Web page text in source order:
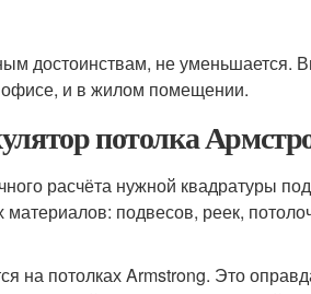
достоинствам, не уменьшается.
офисе, и в жилом помещении.
потолка
расчёта нужной квадратуры
подвесов, реек,
на потолках Armstrong. Это